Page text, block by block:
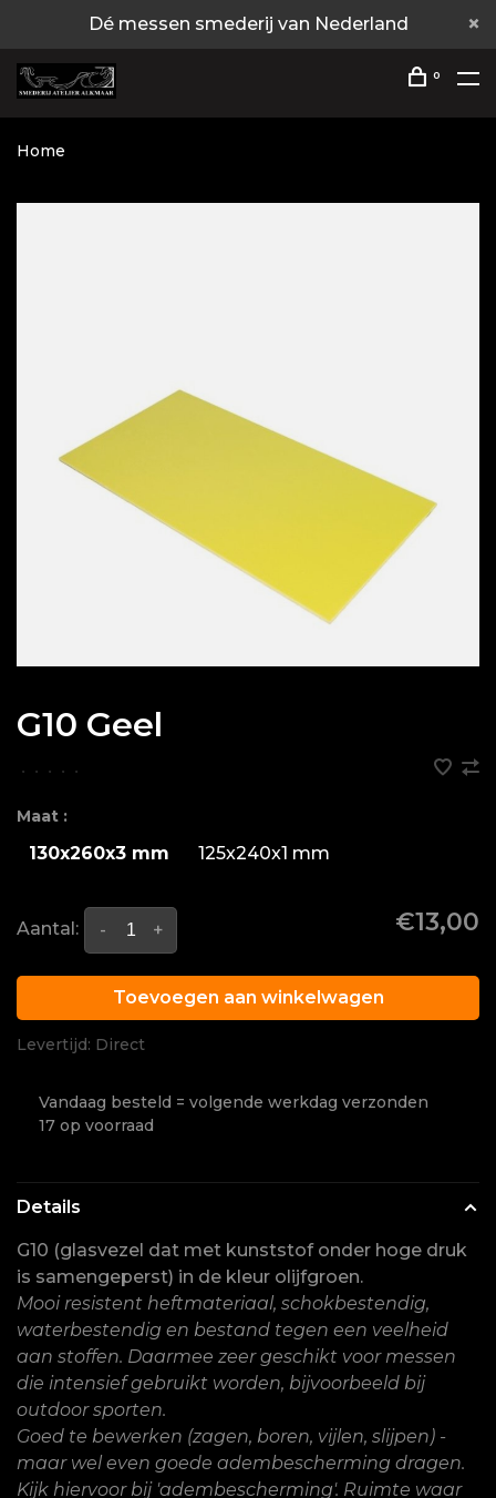
Dé messen smederij van Nederland
0
Home
G10 Geel
• • • • •
Maat :
130x260x3 mm 125x240x1 mm
Aantal: +
- €13,00
Toevoegen aan winkelwagen
Levertijd: Direct
Vandaag besteld = volgende werkdag verzonden
17 op voorraad
Details
G10 (glasvezel dat met kunststof onder hoge druk
is samengeperst) in de kleur olijfgroen.
Mooi resistent heftmateriaal, schokbestendig,
waterbestendig en bestand tegen een veelheid
aan stoffen. Daarmee zeer geschikt voor messen
die intensief gebruikt worden, bijvoorbeeld bij
outdoor sporten.
Goed te bewerken (zagen, boren, vijlen, slijpen) -
maar wel even goede adembescherming dragen.
Kijk hiervoor bij 'adembescherming'. Ruimte waar